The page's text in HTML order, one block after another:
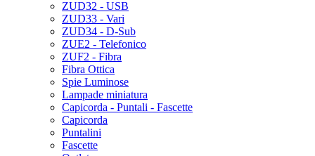
ZUD32 - USB
ZUD33 - Vari
ZUD34 - D-Sub
ZUE2 - Telefonico
ZUF2 - Fibra
Fibra Ottica
Spie Luminose
Lampade miniatura
Capicorda - Puntali - Fascette
Capicorda
Puntalini
Fascette